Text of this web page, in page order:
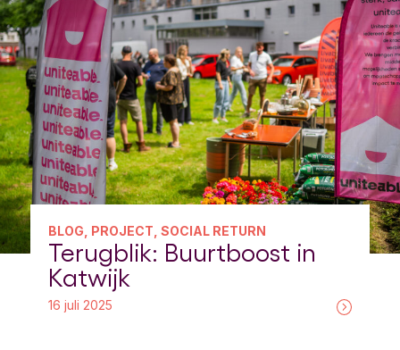
BLOG, PROJECT, SOCIAL RETURN
Terugblik: Buurtboost in
Katwijk
16 juli 2025